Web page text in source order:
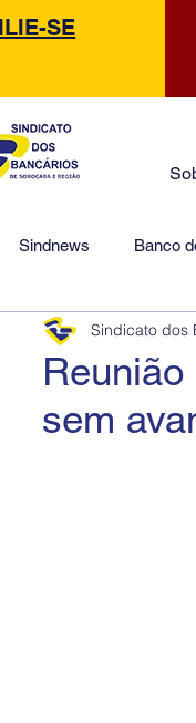
SE
Sindnews Banco
HSBC
sem
Sindicato dos